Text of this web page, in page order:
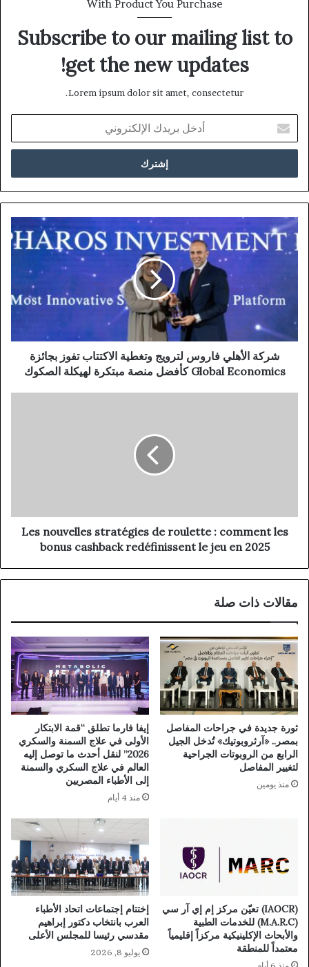
With Product You Purchase
Subscribe to our mailing list to
get the new updates!
Lorem ipsum dolor sit amet, consectetur.
بريدك
الإلكتروني
شركة الأهلي فاروس لترويج وتغطية الاكتتاب تفوز بجائزة
Global Economics كأفضل منصة مبتكرة لهيكلة الصكوك
Les nouvelles stratégies de roulette : comment les
bonus cashback redéfinissent le jeu en 2025
مقالات ذات صلة
ثورة جديدة في جراحات المفاصل
بمصر.. «آرثروبوتيك» تُدخل الجيل
الرابع من الروبوتات الجراحية
لتغيير المفاصل
منذ يومين
إيفا فارما تطلق “قمة الابتكار
الأولى في علاج السمنة والسكري
2026” لنقل أحدث ما توصل إليه
العالم في علاج السكري والسمنة
إلى الأطباء المصريين
منذ 4 أيام
(IAOCR) تعيّن مركز إم إي آر سي
(M.A.R.C) للخدمات الطبية
والأبحاث الإكلينيكية مركزاً إقليمياً
معتمداً للمنطقة
إختتام إجتماعات اتحاد الأطباء
العرب بانتخاب دكتور إبراهيم
مقدسي رئيسا للمجلس الأعلى
يوليو 8, 2026